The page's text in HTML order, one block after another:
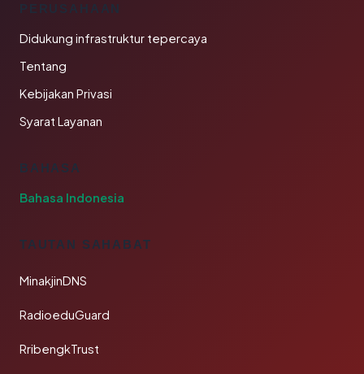
PERUSAHAAN
Didukung infrastruktur tepercaya
Tentang
Kebijakan Privasi
Syarat Layanan
BAHASA
Bahasa Indonesia
TAUTAN SAHABAT
MinakjinDNS
RadioeduGuard
RribengkTrust